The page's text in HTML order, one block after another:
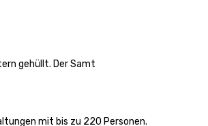
gehüllt. Der Samt
mit bis zu 220 Personen.